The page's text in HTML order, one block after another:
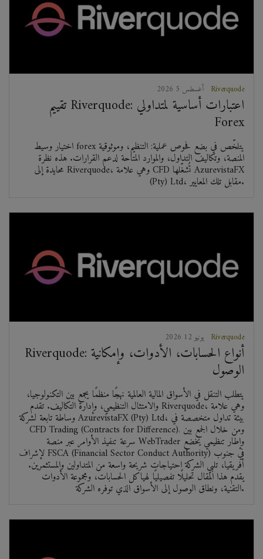
Riverquode
تقييم Riverquode: اعتبارات أساسية لمتداولي
Forex
اختيار وسيط forex يتلخّص في بضع فحوص عملية: التنظيم، وموثوقية
المنصة، وتكاليف التداول، والموارد المتاحة لدعم القرارات. هذه نظرة
محايدة إلى Riverquode، وهي علامة CFD تُشغّلها AzurevistaFX
(Pty) Ltd، مقابل تلك المعايير.
2026 يونيو 12 Riverquode
Riverquode: أنواع الحسابات، الأدوات، وإمكانية
الوصول
يتطلب التنقل في الأسواق المالية العالمية نهجًا منظمًا يجمع بين التكنولوجيا،
والامتثال التنظيمي، وإدارة التكاليف. تقدم Riverquode، وهي علامة
وساطة تابعة لشركة AzurevistaFX (Pty) Ltd، بيئة تداول متخصصة في
CFD Trading (Contracts for Difference). ومن خلال الجمع بين
سرعة تنفيذ الأوامر عبر منصة WebTrader وإطار تنظيمي يخضع
لإشراف FSCA (Financial Sector Conduct Authority) في جنوب
أفريقيا، تلبي الشركة احتياجات شريحة واسعة من المتداولين والمستثمرين.
يقدم هذا المقال تحليلًا تفصيليًا لهياكل الحسابات، ومجموعة الأدوات
التقنية، ونطاق الوصول إلى الأسواق الذي توفره الشركة.